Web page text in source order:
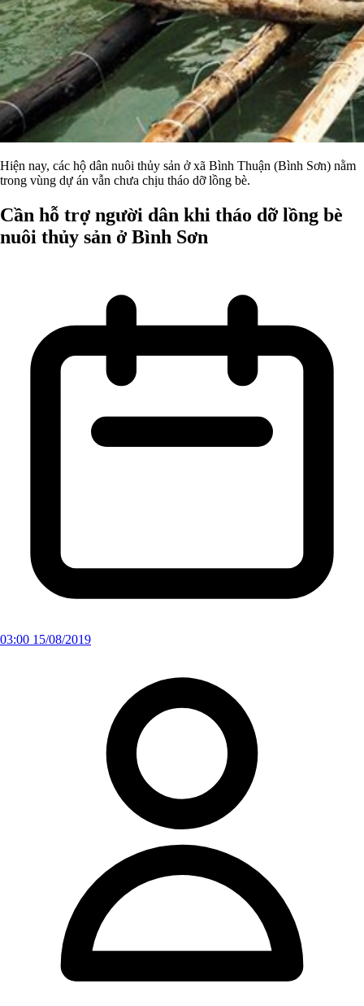
Hiện nay, các hộ dân nuôi thủy sản ở xã Bình Thuận (Bình Sơn) nằm
trong vùng dự án vẫn chưa chịu tháo dỡ lồng bè.
Cần hỗ trợ người dân khi tháo dỡ lồng bè
nuôi thủy sản ở Bình Sơn
03:00 15/08/2019